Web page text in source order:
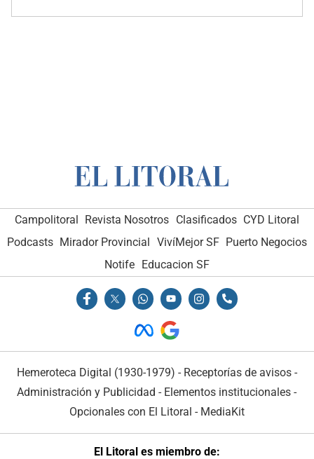
Campolitoral Revista Nosotros Clasificados CYD Litoral
Podcasts Mirador Provincial VivíMejor SF Puerto Negocios
Notife
Educacion SF
Hemeroteca Digital (1930-1979) - Receptorías de avisos -
Administración y Publicidad - Elementos institucionales -
Opcionales con El Litoral - MediaKit
El Litoral es miembro de: